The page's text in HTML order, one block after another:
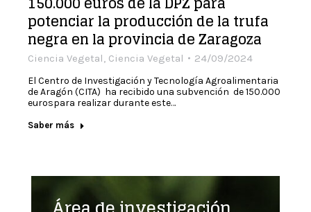
potenciar la producción de la trufa
negra en la provincia de Zaragoza
Ciencia Vegetal, Ciencia Vegetal 24/09/2024
El Centro de Investigación y Tecnología Agroalimentaria
de Aragón (CITA) ha recibido una subvención de 150.000
eurospara realizar durante este…
Saber más